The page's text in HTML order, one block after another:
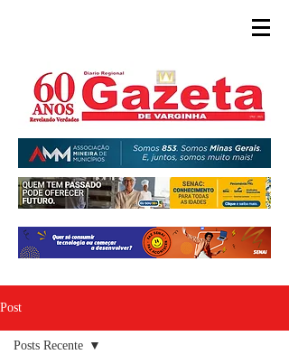
Post
Posts Recente